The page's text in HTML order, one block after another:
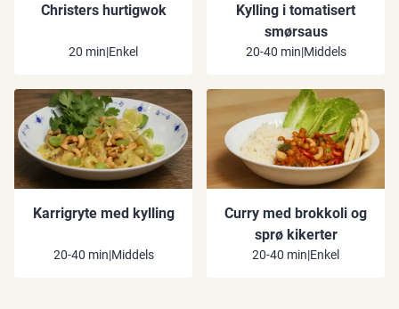
Christers hurtigwok
20 min|Enkel
Kylling i tomatisert
smørsaus
20-40 min|Middels
Karrigryte med kylling
20-40 min|Middels
Curry med brokkoli og
sprø kikerter
20-40 min|Enkel